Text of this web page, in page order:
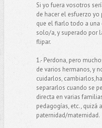
Si yo fuera vosotros
de hacer el esfuerzo
que el fiarlo todo a
solo/a, y superado por
flipar.
1.- Perdona, pero
de varios hermanos, y
cuidarlos,
separarlos cuando se
directa en varias
pedagogías, etc., quizá
paternidad/maternidad.